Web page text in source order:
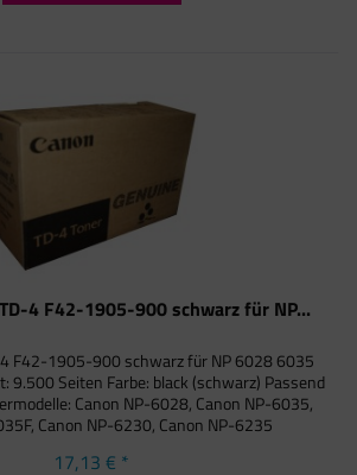
4 F42-1905-900 schwarz für NP...
F42-1905-900 schwarz für NP 6028 6035
9.500 Seiten Farbe: black (schwarz) Passend
Canon NP-6028, Canon NP-6035,
Canon NP-6230, Canon NP-6235
17,13 € *